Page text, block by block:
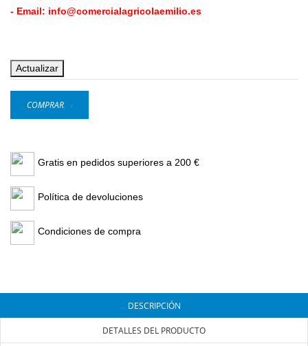
- Email: info@comercialagricolaemilio.es
COMPRAR
Gratis en pedidos superiores a 200 €
Política de devoluciones
Condiciones de compra
DESCRIPCIÓN
DETALLES DEL PRODUCTO